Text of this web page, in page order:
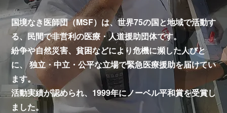
国境なき医師団（MSF）は、世界75の国と地域で活動す
る、民間で非営利の医療・人道援助団体です。
紛争や自然災害、貧困などにより危機に瀕した人びと
に、独立・中立・公平な立場で緊急医療援助を届けてい
ます。
活動実績が認められ、1999年にノーベル平和賞を受賞し
ました。